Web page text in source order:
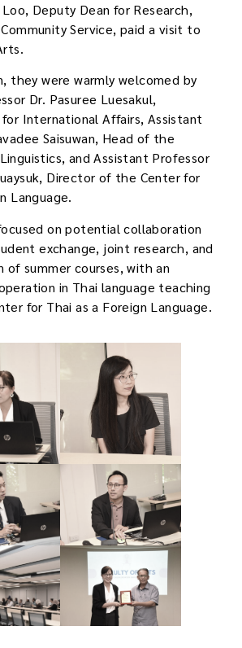
Deputy Dean for Research,
Service, paid a visit to
they were warmly welcomed by
Dr. Pasuree Luesakul,
International Affairs, Assistant
Saisuwan, Head of the
and Assistant Professor
Director of the Center for
Language.
on potential collaboration
exchange, joint research, and
of summer courses, with an
in Thai language teaching
for Thai as a Foreign Language.